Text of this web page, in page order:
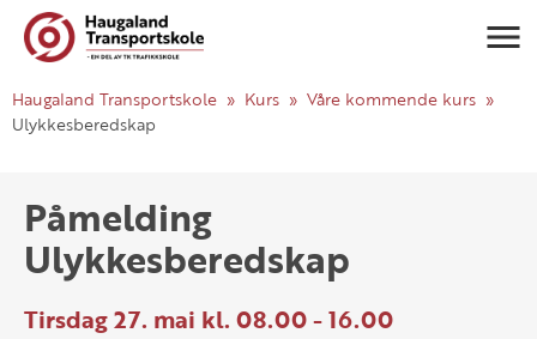
Haugaland Transportskole Kurs
Våre kommende kurs
Ulykkesberedskap
Påmelding
Ulykkesberedskap
Tirsdag 27. mai kl. 08.00 - 16.00